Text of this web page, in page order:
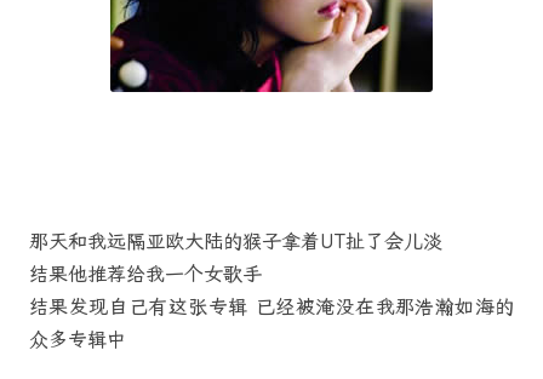
那天和我远隔亚欧大陆的猴子拿着UT扯了会儿淡
结果他推荐给我一个女歌手
结果发现自己有这张专辑 已经被淹没在我那浩瀚如海的
众多专辑中